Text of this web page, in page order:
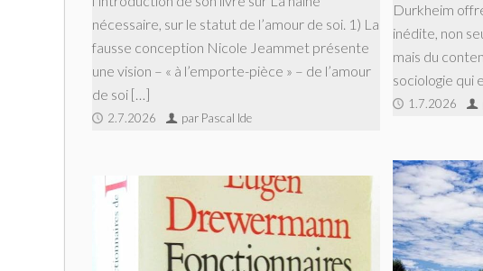
nécessaire, sur le statut de l’amour de soi. 1) La
fausse conception Nicole Jeammet présente
une vision – « à l’emporte-pièce » – de l’amour
de soi […]
2.7.2026 par Pascal Ide
Durkheim
inédite, non
mais du
sociologie qui
1.7.2026